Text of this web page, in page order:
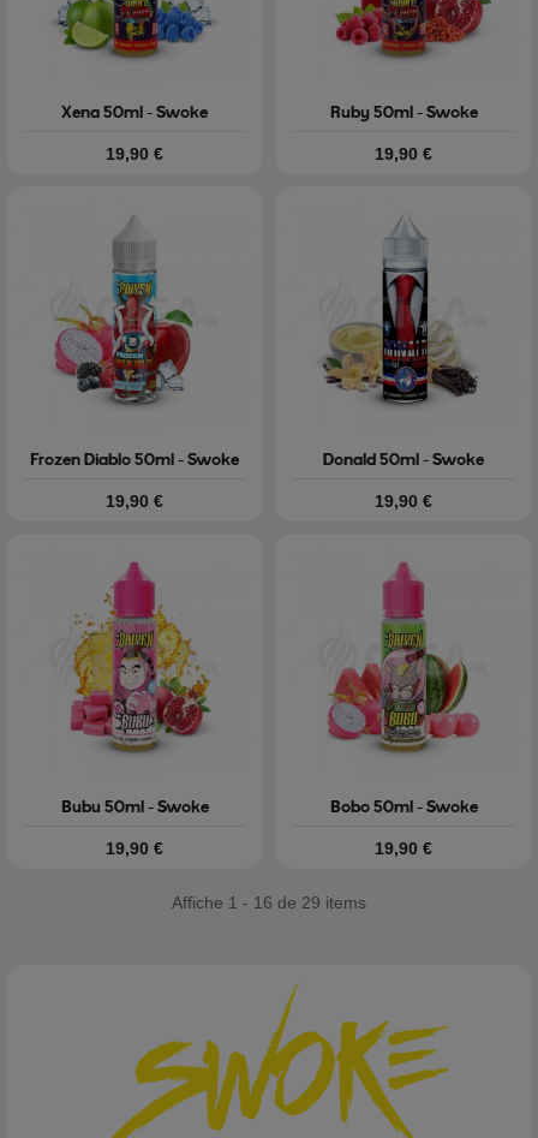
Xena 50ml - Swoke
Prix
19,90 €
Ruby 50ml - Swoke
Prix
19,90 €
Frozen Diablo 50ml - Swoke
Prix
19,90 €
Donald 50ml - Swoke
Prix
19,90 €
Bubu 50ml - Swoke
Prix
19,90 €
Bobo 50ml - Swoke
Prix
19,90 €
Affiche 1 - 16 de 29 items